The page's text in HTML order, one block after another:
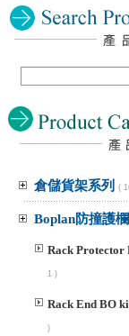
倉儲貨架系列 (
Boplan防撞護欄
Rack
1 )
Rack End BO
)